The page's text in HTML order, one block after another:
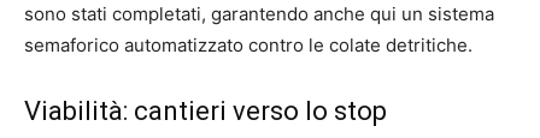
sono stati completati, garantendo anche qui un sistema
semaforico automatizzato contro le colate detritiche.
Viabilità: cantieri verso lo stop